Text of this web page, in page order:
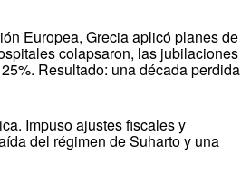
Europea, Grecia aplicó planes de
colapsaron, las jubilaciones
Resultado: una década perdida
Impuso ajustes fiscales y
del régimen de Suharto y una